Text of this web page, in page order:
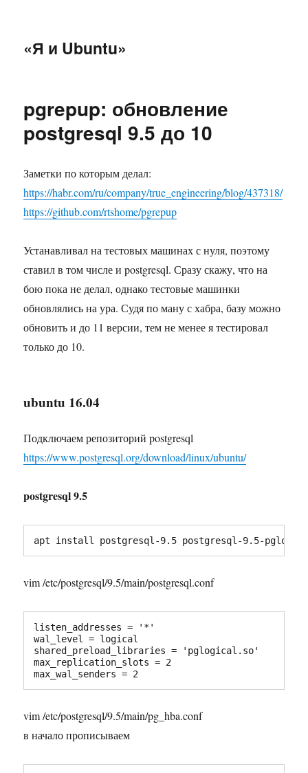
«Я и Ubuntu»
pgrepup: обновление
postgresql 9.5 до 10
Заметки по которым делал:
https://habr.com/ru/company/true_engineering/blog/437318/
https://github.com/rtshome/pgrepup
Устанавливал на тестовых машинах с нуля, поэтому
ставил в том числе и postgresql. Сразу скажу, что на
бою пока не делал, однако тестовые машинки
обновлялись на ура. Судя по ману с хабра, базу можно
обновить и до 11 версии, тем не менее я тестировал
только до 10.
ubuntu 16.04
Подключаем репозиторий postgresql
https://www.postgresql.org/download/linux/ubuntu/
postgresql 9.5
apt install postgresql-9.5 postgresql-9.5-
vim /etc/postgresql/9.5/main/postgresql.conf
listen_addresses = '*'
wal_level = logical
shared_preload_libraries = 'pglogical.so'
max_replication_slots = 2		        # или больше
vim /etc/postgresql/9.5/main/pg_hba.conf
в начало прописываем